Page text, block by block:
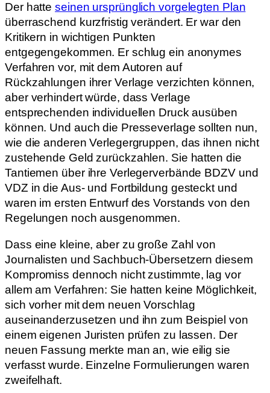
Der hatteseinen ursprünglich vorgelegten Plan
überraschend kurzfristig verändert. Er war den
Kritikern in wichtigen Punkten
entgegengekommen. Er schlug ein anonymes
Verfahren vor, mit dem Autoren auf
Rückzahlungen ihrer Verlage verzichten können,
aber verhindert würde, dass Verlage
entsprechenden individuellen Druck ausüben
können. Und auch die Presseverlage sollten nun,
wie die anderen Verlegergruppen, das ihnen nicht
zustehende Geld zurückzahlen. Sie hatten die
Tantiemen über ihre Verlegerverbände BDZV und
VDZ in die Aus- und Fortbildung gesteckt und
waren im ersten Entwurf des Vorstands von den
Regelungen noch ausgenommen.
Dass eine kleine, aber zu große Zahl von
Journalisten und Sachbuch-Übersetzern diesem
Kompromiss dennoch nicht zustimmte, lag vor
allem am Verfahren: Sie hatten keine Möglichkeit,
sich vorher mit dem neuen Vorschlag
auseinanderzusetzen und ihn zum Beispiel von
einem eigenen Juristen prüfen zu lassen. Der
neuen Fassung merkte man an, wie eilig sie
verfasst wurde. Einzelne Formulierungen waren
zweifelhaft.